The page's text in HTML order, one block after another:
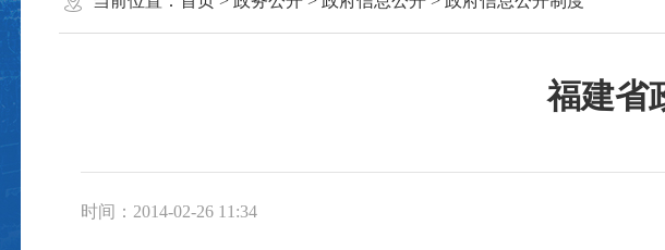
福建省
时间：2014-02-26 11:34